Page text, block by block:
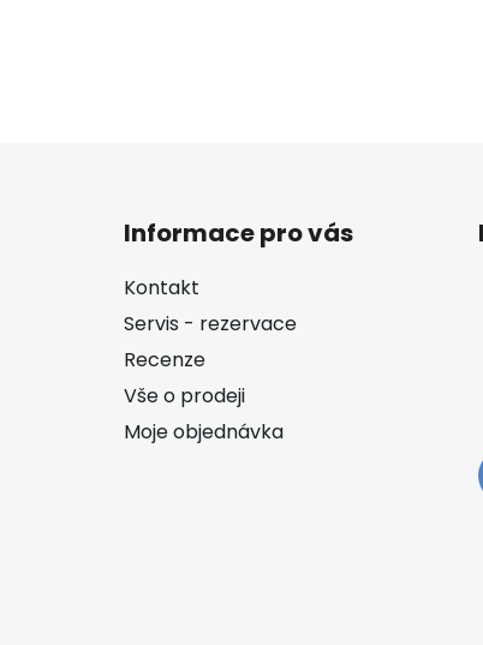
Informace pro vás
Kontakt
Servis - rezervace
Recenze
Vše o prodeji
Moje objednávka